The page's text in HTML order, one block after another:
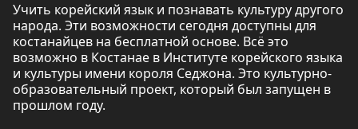
Учить корейский язык и познавать культуру другого
народа. Эти возможности сегодня доступны для
костанайцев на бесплатной основе. Всё это
возможно в Костанае в Институте корейского языка
и культуры имени короля Седжона. Это культурно-
образовательный проект, который был запущен в
прошлом году.